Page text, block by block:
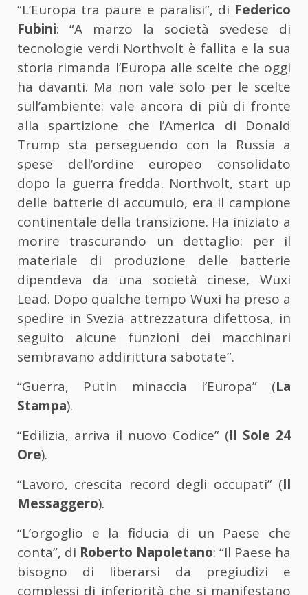
“L’Europa tra paure e paralisi”, di Federico
Fubini: “A marzo la società svedese di
tecnologie verdi Northvolt è fallita e la sua
storia rimanda l’Europa alle scelte che oggi
ha davanti. Ma non vale solo per le scelte
sull’ambiente: vale ancora di più di fronte
alla spartizione che l’America di Donald
Trump sta perseguendo con la Russia a
spese dell’ordine europeo consolidato
dopo la guerra fredda. Northvolt, start up
delle batterie di accumulo, era il campione
continentale della transizione. Ha iniziato a
morire trascurando un dettaglio: per il
materiale di produzione delle batterie
dipendeva da una società cinese, Wuxi
Lead. Dopo qualche tempo Wuxi ha preso a
spedire in Svezia attrezzatura difettosa, in
seguito alcune funzioni dei macchinari
sembravano addirittura sabotate”.
“Guerra, Putin minaccia l’Europa” (La
Stampa).
“Edilizia, arriva il nuovo Codice” (Il Sole 24
Ore).
“Lavoro, crescita record degli occupati” (Il
Messaggero).
“L’orgoglio e la fiducia di un Paese che
conta”, di Roberto Napoletano: “Il Paese ha
bisogno di liberarsi da pregiudizi e
complessi di inferiorità che si manifestano